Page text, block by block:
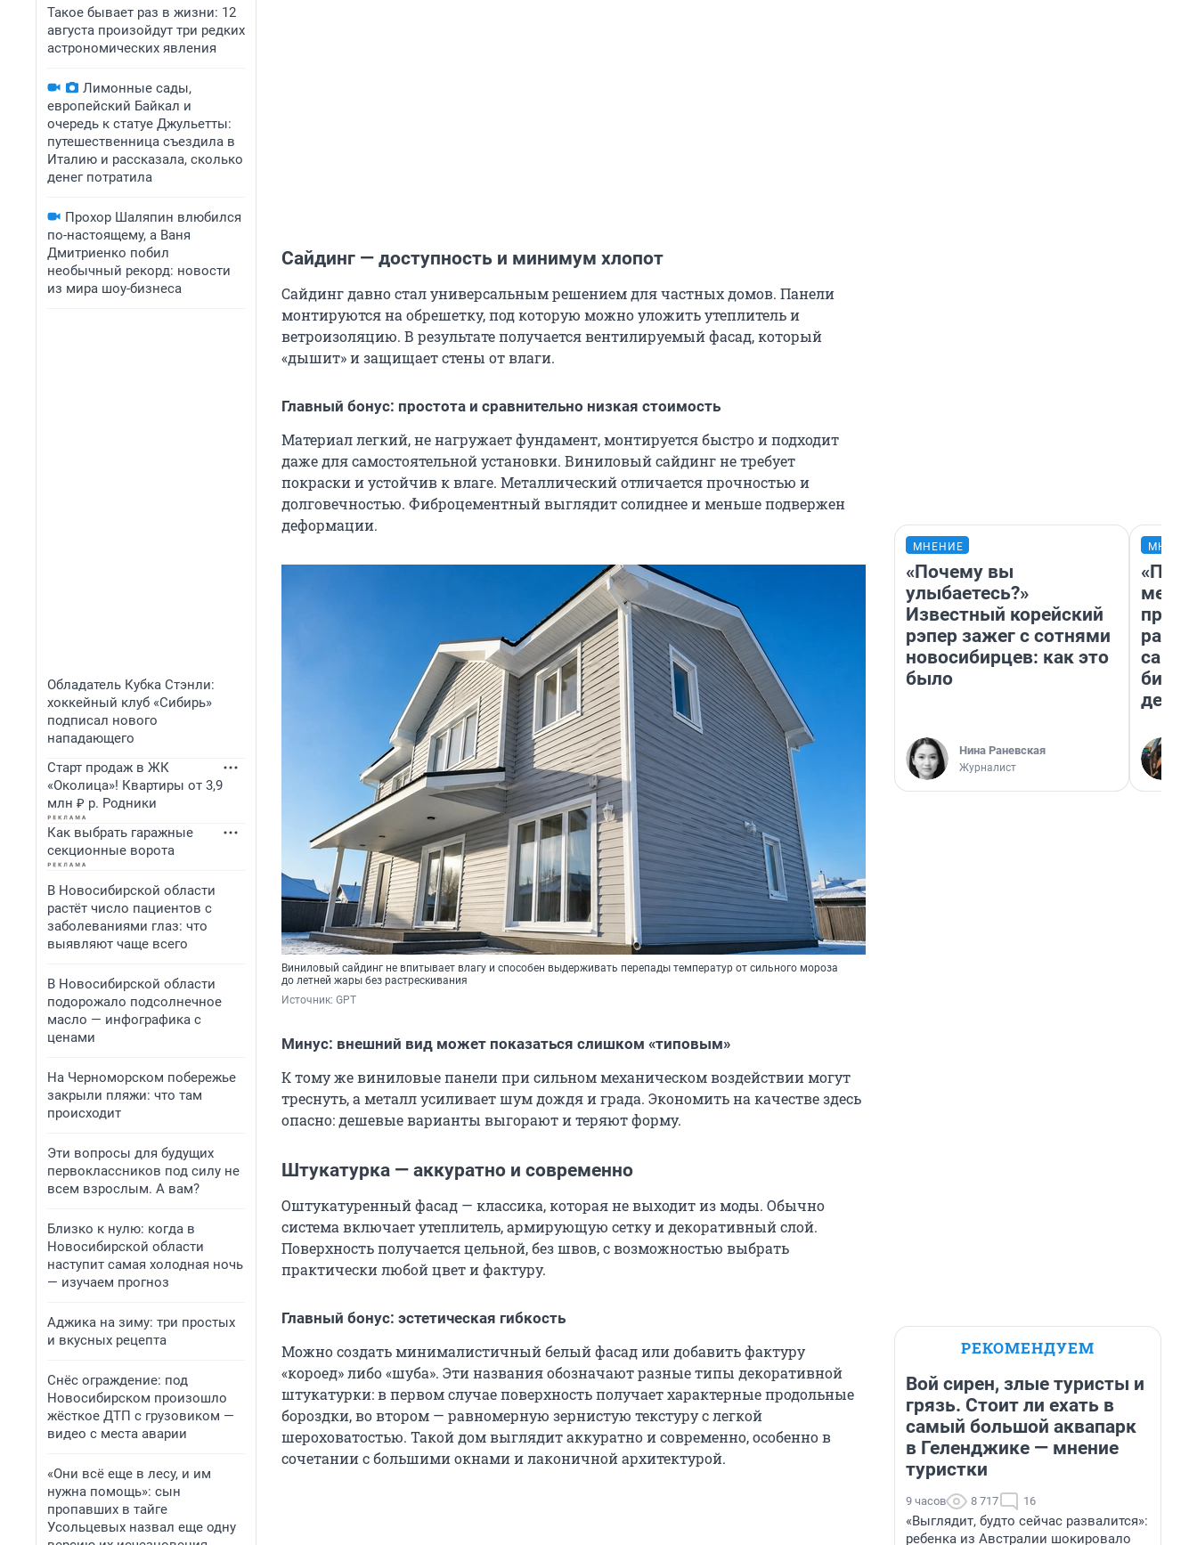
Такое бывает раз в жизни: 12
августа произойдут три редких
астрономических явления
Лимонные сады,
европейский Байкал и
очередь к статуе Джульетты:
путешественница съездила в
Италию и рассказала, сколько
денег потратила
Прохор Шаляпин влюбился
по-настоящему, а Ваня
Дмитриенко побил
необычный рекорд: новости
из мира шоу-бизнеса
Обладатель Кубка Стэнли:
хоккейный клуб «Сибирь»
подписал нового
нападающего
Старт продаж в ЖК
«Околица»! Квартиры от 3,9
млн ₽ р. Родники
Как выбрать гаражные
секционные ворота
В Новосибирской области
растёт число пациентов с
заболеваниями глаз: что
выявляют чаще всего
В Новосибирской области
подорожало подсолнечное
масло — инфографика с
ценами
На Черноморском побережье
закрыли пляжи: что там
происходит
Эти вопросы для будущих
первоклассников под силу не
всем взрослым. А вам?
Близко к нулю: когда в
Новосибирской области
наступит самая холодная ночь
— изучаем прогноз
Аджика на зиму: три простых
и вкусных рецепта
Снёс ограждение: под
Новосибирском произошло
жёсткое ДТП с грузовиком —
видео с места аварии
«Они всё еще в лесу, и им
нужна помощь»: сын
пропавших в тайге
Усольцевых назвал еще одну
Сайдинг — доступность и минимум хлопот
Сайдинг давно стал универсальным решением для частных домов. Панели
монтируются на обрешетку, под которую можно уложить утеплитель и
ветроизоляцию. В результате получается вентилируемый фасад, который
«дышит» и защищает стены от влаги.
Главный бонус: простота и сравнительно низкая стоимость
Материал легкий, не нагружает фундамент, монтируется быстро и подходит
даже для самостоятельной установки. Виниловый сайдинг не требует
покраски и устойчив к влаге. Металлический отличается прочностью и
долговечностью. Фиброцементный выглядит солиднее и меньше подвержен
деформации.
Виниловый сайдинг не впитывает влагу и способен выдерживать перепады температур от сильного мороза
до летней жары без растрескивания
Источник: GPT
Минус: внешний вид может показаться слишком «типовым»
К тому же виниловые панели при сильном механическом воздействии могут
треснуть, а металл усиливает шум дождя и града. Экономить на качестве здесь
опасно: дешевые варианты выгорают и теряют форму.
Штукатурка — аккуратно и современно
Оштукатуренный фасад — классика, которая не выходит из моды. Обычно
система включает утеплитель, армирующую сетку и декоративный слой.
Поверхность получается цельной, без швов, с возможностью выбрать
практически любой цвет и фактуру.
Главный бонус: эстетическая гибкость
Можно создать минималистичный белый фасад или добавить фактуру
«короед» либо «шуба». Эти названия обозначают разные типы декоративной
штукатурки: в первом случае поверхность получает характерные продольные
бороздки, во втором — равномерную зернистую текстуру с легкой
шероховатостью. Такой дом выглядит аккуратно и современно, особенно в
сочетании с большими окнами и лаконичной архитектурой.
МНЕНИЕ
«Почему вы
улыбаетесь?»
Известный корейский
рэпер зажег с сотнями
новосибирцев: как это
было
Нина Раневская
Журналист
РЕКОМЕНДУЕМ
Вой сирен, злые туристы и
грязь. Стоит ли ехать в
самый большой аквапарк
в Геленджике — мнение
туристки
9 часов 8 717 16
«Выглядит, будто сейчас развалится»:
ребенка из Австралии шокировало